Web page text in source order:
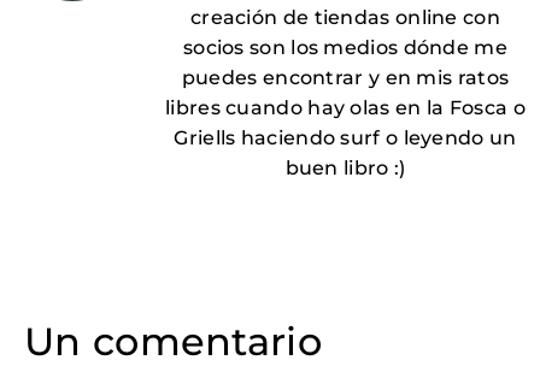
creación de tiendas online con
socios son los medios dónde me
puedes encontrar y en mis ratos
libres cuando hay olas en la Fosca o
Griells haciendo surf o leyendo un
buen libro :)
Un comentario